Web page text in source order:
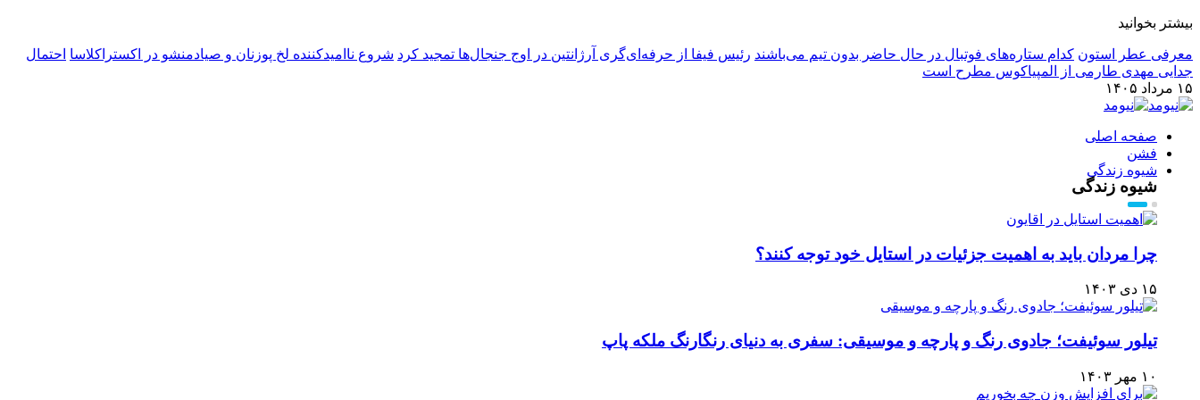
بیشتر بخوانید
معرفی عطر استون کدام ستاره‌های فوتبال در حال حاضر بدون تیم می‌باشند رئیس فیفا از حرفه‌ای‌گری آرژانتین در اوج جنجال‌ها تمجید کرد شروع ناامیدکننده لخ پوزنان و صیادمنشو در اکستراکلاسا احتمال
جدایی مهدی طارمی از المپیاکوس مطرح است
۱۵ مرداد ۱۴۰۵
صفحه اصلی
فشن
شیوه زندگی
شیوه زندگی
چرا مردان باید به اهمیت جزئیات در استایل خود توجه کنند؟
۱۵ دی ۱۴۰۳
تیلور سوئیفت؛ جادوی رنگ و پارچه و موسیقی: سفری به دنیای رنگارنگ ملکه پاپ
۱۰ مهر ۱۴۰۳